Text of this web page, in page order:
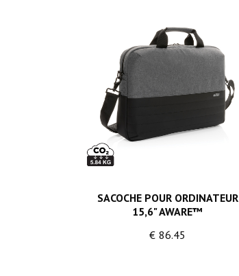
SACOCHE POUR ORDINATEUR
15,6" AWARE™
€ 86.45